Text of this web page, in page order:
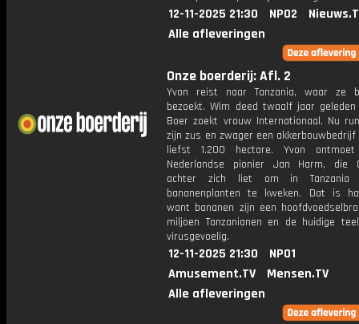
12-11-2025 21:30 NPO2
Alle afleveringen
Onze boerderij: Afl. 2
Yvon reist naar Tanzania, waar ze
bezoekt. Wim deed twaalf jaar
Boer zoekt vrouw Internationaal. Nu
zijn zus en zwager een
liefst 1.200 hectare. Yvon
Nederlandse pionier Jan Harm, die
achter zich liet om in Tanzania
bananenplanten te kweken. Dat is
want bananen zijn een
miljoen Tanzanianen en de huidige
virusgevoelig.
12-11-2025 21:30
NPO1
Amusement.TV
Mensen.TV
Alle afleveringen